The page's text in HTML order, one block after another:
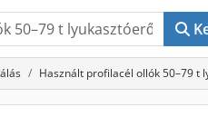
Használt profilacél ollók 50–79 t